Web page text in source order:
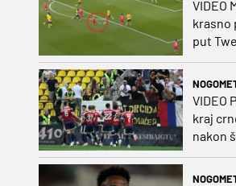
VIDEO
krasno
put
važnoj
VIDEO
kraj
nakon